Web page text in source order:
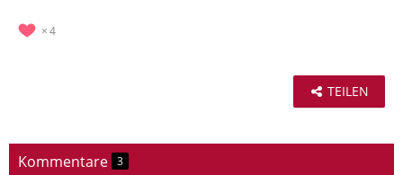
4
TEILEN
Kommentare 3